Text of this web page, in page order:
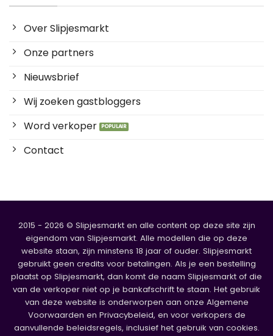
Over Slipjesmarkt
Onze partners
Nieuwsbrief
Wij zoeken gastbloggers
Word verkoper
Contact
2015 - 2026 © Slipjesmarkt en alle content op deze site zijn
eigendom van Slipjesmarkt. Alle modellen die op deze
website staan, zijn minstens 18 jaar of ouder. Slipjesmarkt
gebruikt geen credits voor betalingen. Als je een bestelling
plaatst op Slipjesmarkt, dan komt de naam Slipjesmarkt of die
van de verkoper niet op je bankafschrift te staan. Het gebruik
van deze website is onderworpen aan onze Algemene
Voorwaarden en Privacybeleid, en voor verkopers de
aanvullende beleidsregels, inclusief het gebruik van cookies.